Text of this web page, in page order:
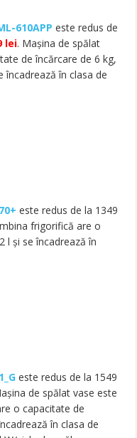
610APP este redus de
lei. Mașina de spălat
de încărcare de 6 kg,
încadrează în clasa de
este redus de la 1349
frigorifică are o
l și se încadrează în
este redus de la 1549
de spălat vase este
o capacitate de
în clasa de